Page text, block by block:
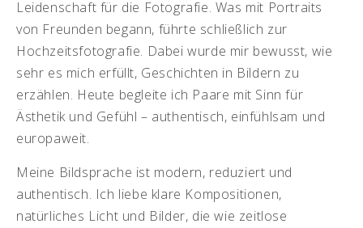
Leidenschaft für die Fotografie. Was mit Portraits
von Freunden begann, führte schließlich zur
Hochzeitsfotografie. Dabei wurde mir bewusst, wie
sehr es mich erfüllt, Geschichten in Bildern zu
erzählen. Heute begleite ich Paare mit Sinn für
Ästhetik und Gefühl – authentisch, einfühlsam und
europaweit.
Meine Bildsprache ist modern, reduziert und
authentisch. Ich liebe klare Kompositionen,
natürliches Licht und Bilder, die wie zeitlose